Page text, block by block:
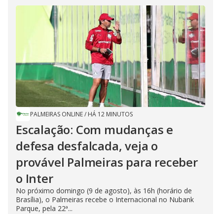
PALMEIRAS ONLINE/ HÁ 12 MINUTOS
Escalação: Com mudanças e
defesa desfalcada, veja o
provável Palmeiras para receber
o Inter
No próximo domingo (9 de agosto), às 16h (horário de
Brasília), o Palmeiras recebe o Internacional no Nubank
Parque, pela 22ª...